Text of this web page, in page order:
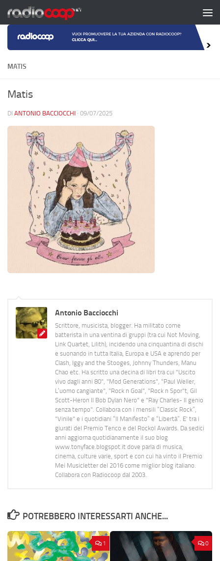
Salta al contenuto
MATIS
Matis
DI ANTONIO BACCIOCCHI · 09/07/2025
Antonio Bacciocchi
Scrittore, musicista, blogger. Ha militato come
batterista in una ventina di gruppi (tra cui Not Moving,
Link Quartet, Lilith), incidendo una cinquantina di dischi
e suonando in tutta Italia, Europa e USA e aprendo per
Clash, Iggy and the Stooges, Johnny Thunders, Manu
Chao etc. Ha scritto una decina di libri tra cui "Uscito
vivo dagli anni 80", "Mod Generations", "Paul Weller,
L’uomo cangiante", "Rock n Goal", "Rock n Spor"t, Gil
Scott-Heron Il Bob Dylan Nero" e "Ray Charles- Il genio
senza tempo". Collabora con i mensili “Classic Rock”,
"Vinile" e i quotidiani “Il Manifesto” e “Libertà”. E' tra i
giurati del Premio Tenco e del Rockol Awards. Da sedici
anni aggiorna quotidianamente il suo blog
www.tonyface.blogspot.it dove parla di musica,
cinema, culture varie, sport e con cui ha vinto il Premio
Mei Musicletter del 2016 come miglior blog italiano.
Collabora con Radiocoop dal 2003.
POTREBBERO INTERESSARTI ANCHE...
1 0